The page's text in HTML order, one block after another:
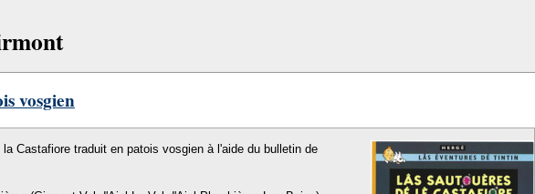
vosgien
Castafiore traduit en patois vosgien à l'aide du bulletin de